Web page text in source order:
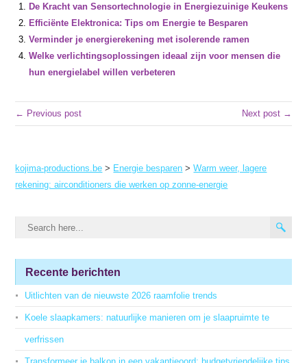
De Kracht van Sensortechnologie in Energiezuinige Keukens
Efficiënte Elektronica: Tips om Energie te Besparen
Verminder je energierekening met isolerende ramen
Welke verlichtingsoplossingen ideaal zijn voor mensen die
hun energielabel willen verbeteren
← Previous post Next post →
kojima-productions.be > Energie besparen >Warm weer, lagere
rekening: airconditioners die werken op zonne-energie
Recente berichten
Uitlichten van de nieuwste 2026 raamfolie trends
Koele slaapkamers: natuurlijke manieren om je slaapruimte te
verfrissen